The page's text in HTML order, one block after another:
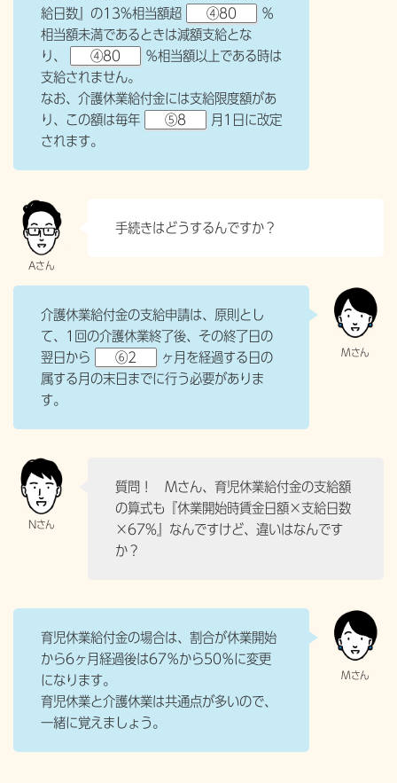
給日数』の13%相当額超
④80
％
相当額未満であるときは減額支給とな
り、
④80
％相当額以上である時は
支給されません。
なお、介護休業給付金には支給限度額があ
り、この額は毎年
⑤8
月1日に改定
されます。
手続きはどうするんですか？
介護休業給付金の支給申請は、原則とし
て、1回の介護休業終了後、その終了日の
翌日から
⑥2
ヶ月を経過する日の
属する月の末日までに行う必要がありま
す。
質問！ Mさん、育児休業給付金の支給額
の算式も『休業開始時賃金日額×支給日数
×67%』なんですけど、違いはなんです
か？
育児休業給付金の場合は、割合が休業開始
から6ヶ月経過後は67％から50％に変更
になります。
育児休業と介護休業は共通点が多いので、
一緒に覚えましょう。